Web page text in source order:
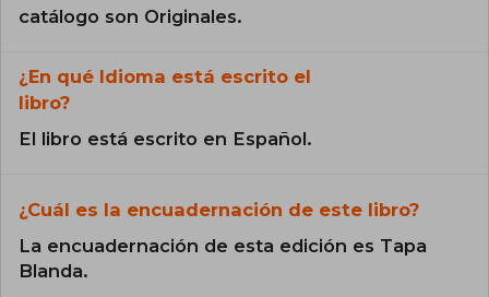
catálogo son Originales.
¿En qué Idioma está escrito el
libro?
El libro está escrito en Español.
¿Cuál es la encuadernación de este libro?
La encuadernación de esta edición es Tapa
Blanda.